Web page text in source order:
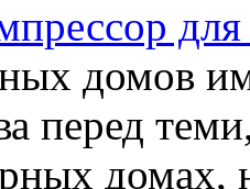
для
домов
перед
домах,